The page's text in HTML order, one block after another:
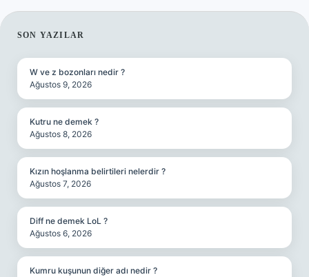
SIDEBAR
SON YAZILAR
W ve z bozonları nedir ?
Ağustos 9, 2026
Kutru ne demek ?
Ağustos 8, 2026
Kızın hoşlanma belirtileri nelerdir ?
Ağustos 7, 2026
Diff ne demek LoL ?
Ağustos 6, 2026
Kumru kuşunun diğer adı nedir ?